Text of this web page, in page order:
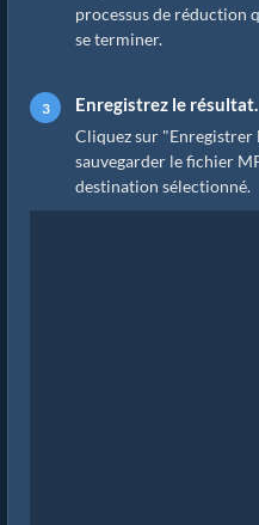
processus de réduction
se terminer.
Enregistrez le résultat.
Cliquez sur
sauvegarder le fichier
destination sélectionné.